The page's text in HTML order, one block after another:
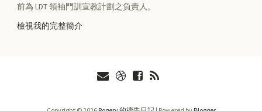
前為 LDT 領袖門訓宣教計劃之負責人。
檢視我的完整簡介